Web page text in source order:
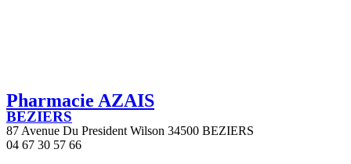
Pharmacie AZAIS
BEZIERS
87 Avenue Du President Wilson 34500 BEZIERS
04 67 30 57 66